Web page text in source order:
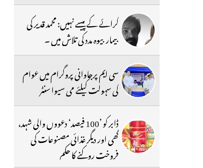
کرائے کے پیسے نہیں: محمد قدیر کی
بیمار بیوہ مدد کی تلاش میں ۔
سی ایم پرجاوانی پروگرام میں عوام
کی سہولت کیلئے می سیوا سنٹر
ڈابر کو ’100 فیصد‘ دعووں والی شہد،
گھی اور دیگر غذائی مصنوعات کی
فروخت روکنے کا حکم